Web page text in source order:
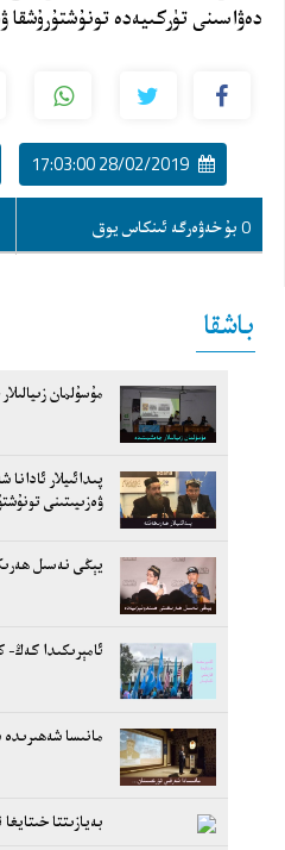
دەۋاسىنى تۈركىيەدە
28/02/2019 17:03:00
0 بۇ خەۋەرگە ئىنكاس يوق
باشقا
مۇسۇلمان
پىدائىيلار
ۋەزىيىتىنى
يېڭى نەسىل
ئامېرىكىدا
مانىسا
بەيازىتتا